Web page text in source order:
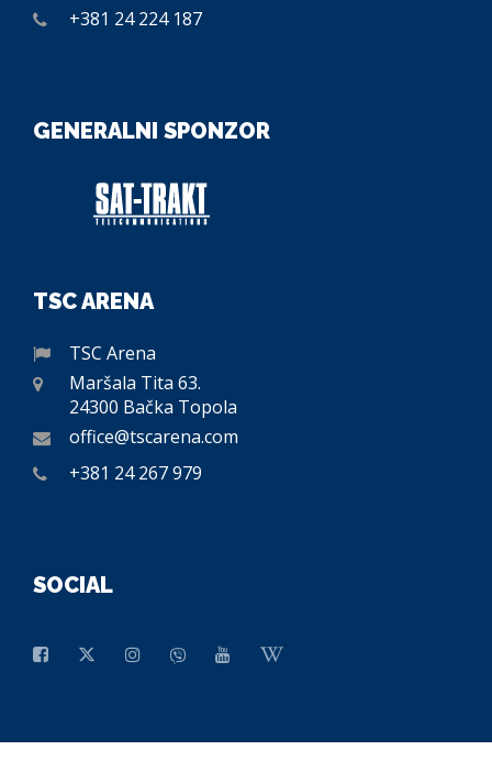
+381 24 224 187
GENERALNI SPONZOR
TSC ARENA
TSC Arena
Maršala Tita 63.
24300 Bačka Topola
office@tscarena.com
+381 24 267 979
SOCIAL